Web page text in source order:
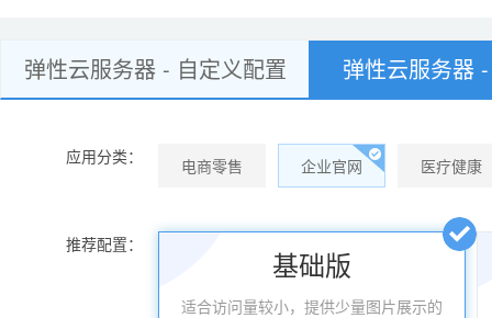
弹性云服务器 - 自定义配置 弹性云服务器
应用分类： 电商零售 企业官网 医疗健康
推荐配置：
基础版
适合访问量较小，提供少量图片展示的